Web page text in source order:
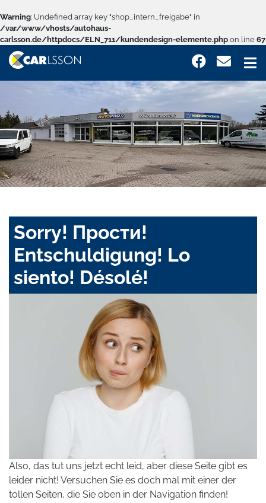
Warning: Undefined array key "shop_intern_freigabe" in
/var/www/vhosts/autohaus-
carlsson.de/httpdocs/ELN_711/kundendesign-elemente.php on line 67
Sorry! Прости!
Entschuldigung! Lo
siento! Désolé!
Also, das tut uns jetzt echt leid, aber diese Seite gibt es
leider nicht! Versuchen Sie es doch mal mit einer der
tollen Seiten, die Sie oben in der Navigation finden!